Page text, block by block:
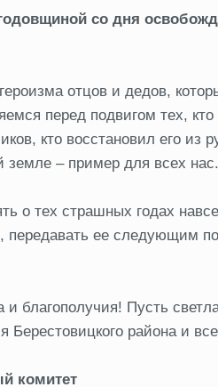
со дня
отцов и дедов,
перед подвигом тех,
кто восстановил его из
земле – пример для всех нас.
о тех страшных годах
ее следующим
благополучия! Пусть
Берестовицкого района и
комитет